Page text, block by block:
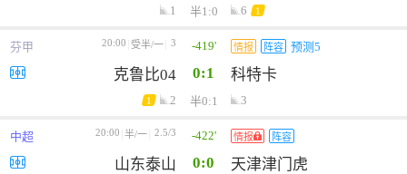
1 半1:0 6 1
芬甲 20:00 受半/一 3 -419' 情报 阵容 预测5
克鲁比04 0:1 科特卡
1 2 半0:1 3
中超 20:00 半/一 2.5/3 -422' 情报 阵容
山东泰山 0:0 天津津门虎